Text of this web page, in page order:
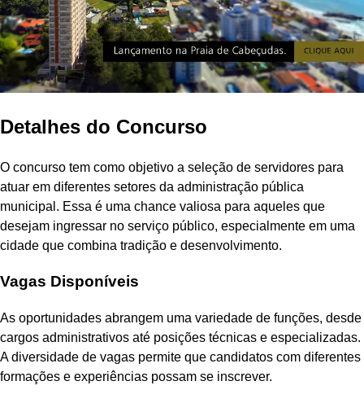
Detalhes do Concurso
O concurso tem como objetivo a seleção de servidores para
atuar em diferentes setores da administração pública
municipal. Essa é uma chance valiosa para aqueles que
desejam ingressar no serviço público, especialmente em uma
cidade que combina tradição e desenvolvimento.
Vagas Disponíveis
As oportunidades abrangem uma variedade de funções, desde
cargos administrativos até posições técnicas e especializadas.
A diversidade de vagas permite que candidatos com diferentes
formações e experiências possam se inscrever.